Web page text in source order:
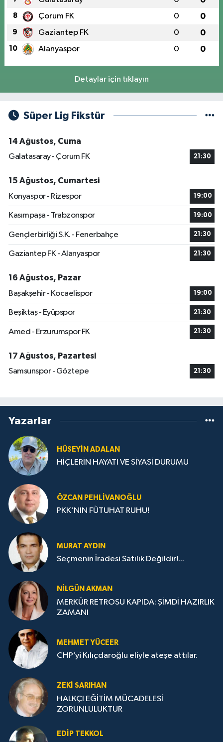
8 Çorum FK 0 0
9 Gaziantep FK 0 0
10 Alanyaspor 0 0
Detaylar için tıklayın
Süper Lig Fikstür
14 Ağustos, Cuma
Galatasaray - Çorum FK
21:30
15 Ağustos, Cumartesi
Konyaspor - Rizespor
19:00
Kasımpaşa - Trabzonspor 19:00
Gençlerbirliği S.K. - Fenerbahçe 21:30
Gaziantep FK - Alanyaspor 21:30
16 Ağustos, Pazar
Başakşehir - Kocaelispor
19:00
Beşiktaş - Eyüpspor 21:30
Amed - Erzurumspor FK 21:30
17 Ağustos, Pazartesi
Samsunspor - Göztepe
21:30
Yazarlar
HÜSEYIN ADALAN
HİÇLERİN HAYATI VE SİYASİ DURUMU
ÖZCAN PEHLIVANOĞLU
PKK’NIN FÜTUHAT RUHU!
MURAT AYDIN
Seçmenin İradesi Satılık Değildir!...
NILGÜN AKMAN
MERKÜR RETROSU KAPIDA: ŞİMDİ HAZIRLIK
ZAMANI
MEHMET YÜCEER
CHP’yi Kılıçdaroğlu eliyle ateşe attılar.
ZEKI SARIHAN
HALKÇI EĞİTİM MÜCADELESİ
ZORUNLULUKTUR
EDIP TEKKOL